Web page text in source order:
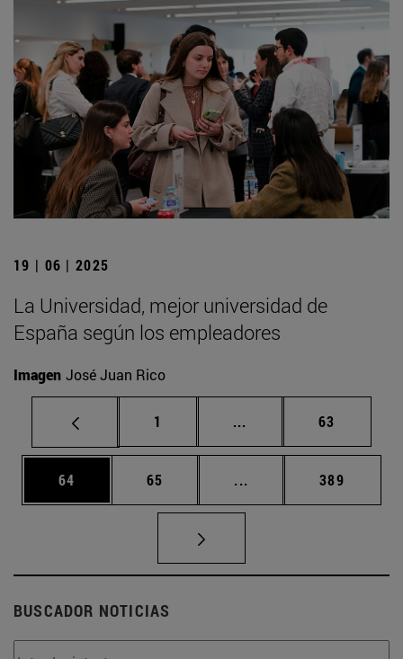
19 | 06 | 2025
La Universidad, mejor universidad de
España según los empleadores
Imagen José Juan Rico
Página
1 ... Páginas intermedias
Página
63
Página
64 Página
65 ... Páginas intermedias
Página
389
BUSCADOR NOTICIAS